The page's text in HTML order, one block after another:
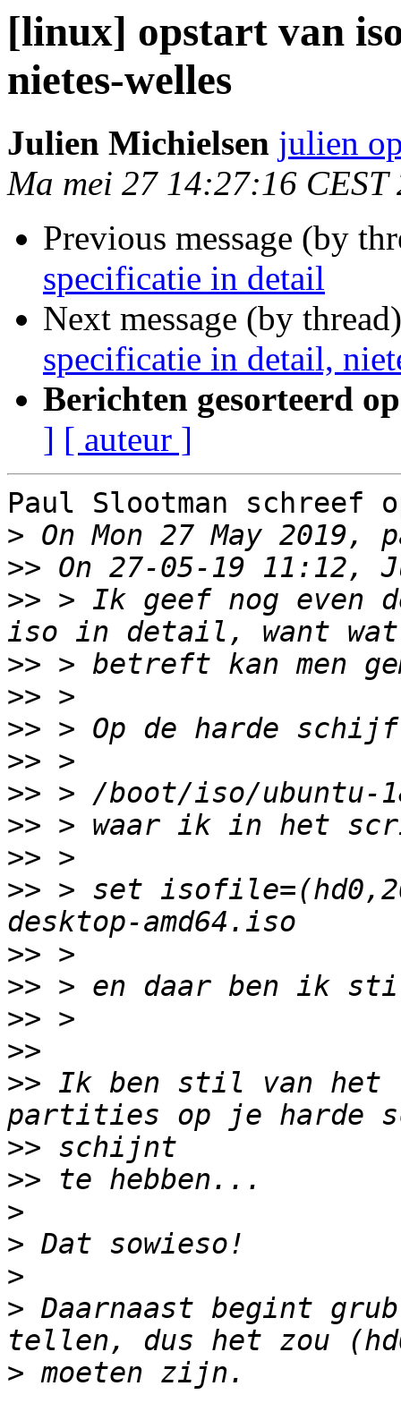
[linux] opstart van
nietes-welles
Julien Michielsen julien
Ma mei 27 14:27:16 CEST
Previous message (by
specificatie in detail
Next message (by
specificatie in detail,
Berichten gesorteerd
] [ auteur ]
Paul Slootman schreef
>
>>
>> > Ik geef nog even
>>
>>
>>
>>
>>
>>
>>
>> > set
>>
>>
>>
>>
>> Ik ben stil van
>>
>>
>
>
>
> Daarnaast begint
>